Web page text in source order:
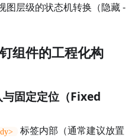
图层级的状态机转换（隐藏 -
组件的工程化构
固定定位（Fixed
标签内部（通常建议放置